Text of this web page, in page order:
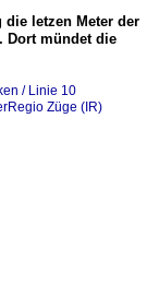
die letzen Meter der
Dort mündet die
/ Linie 10
Züge (IR)